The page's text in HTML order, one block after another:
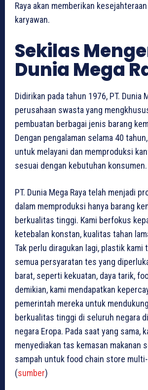
Raya akan memberikan
karyawan.
Sekilas
Dunia Mega
Didirikan pada tahun 1976, PT. Dunia
perusahaan swasta yang
pembuatan berbagai jenis barang
Dengan pengalaman selama 40
untuk melayani dan memproduksi
sesuai dengan kebutuhan konsumen.
PT. Dunia Mega Raya telah menjadi
dalam memproduksi hanya barang
berkualitas tinggi. Kami berfokus
ketebalan konstan, kualitas tahan
Tak perlu diragukan lagi, plastik kami
semua persyaratan tes yang
barat, seperti kekuatan, daya tarik,
demikian, kami mendapatkan
pemerintah mereka untuk
berkualitas tinggi di seluruh negara
negara Eropa. Pada saat yang sama,
menyediakan tas kemasan makanan
sampah untuk food chain store
(sumber)